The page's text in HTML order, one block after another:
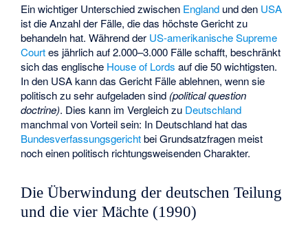
Ein wichtiger Unterschied zwischen England und den USA
ist die Anzahl der Fälle, die das höchste Gericht zu
behandeln hat. Während der US-amerikanische Supreme
Courtes jährlich auf 2.000–3.000 Fälle schafft, beschränkt
sich das englische House of Lords auf die 50 wichtigsten.
In den USA kann das Gericht Fälle ablehnen, wenn sie
politisch zu sehr aufgeladen sind (political question
doctrine). Dies kann im Vergleich zu Deutschland
manchmal von Vorteil sein: In Deutschland hat das
Bundesverfassungsgerichtbei Grundsatzfragen meist
noch einen politisch richtungsweisenden Charakter.
Die Überwindung der deutschen Teilung
und die vier Mächte (1990)